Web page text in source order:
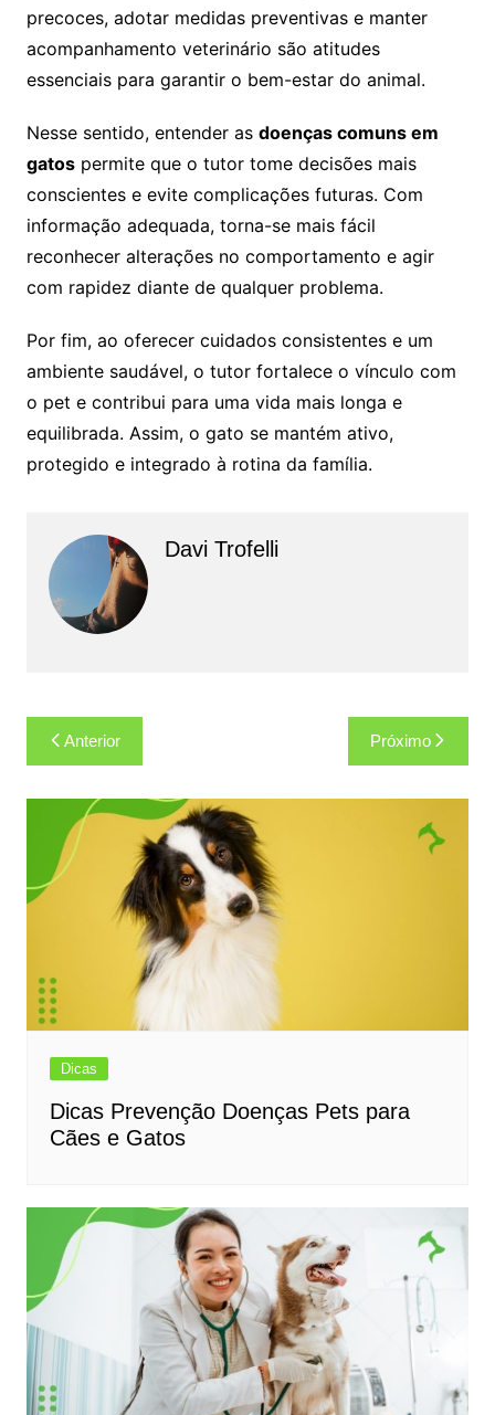
precoces, adotar medidas preventivas e manter
acompanhamento veterinário são atitudes
essenciais para garantir o bem-estar do animal.
Nesse sentido, entender as doenças comuns em
gatospermite que o tutor tome decisões mais
conscientes e evite complicações futuras. Com
informação adequada, torna-se mais fácil
reconhecer alterações no comportamento e agir
com rapidez diante de qualquer problema.
Por fim, ao oferecer cuidados consistentes e um
ambiente saudável, o tutor fortalece o vínculo com
o pet e contribui para uma vida mais longa e
equilibrada. Assim, o gato se mantém ativo,
protegido e integrado à rotina da família.
Davi Trofelli
Navegação
de
Post
Anterior Próximo
Dicas
Dicas Prevenção Doenças Pets para
Cães e Gatos